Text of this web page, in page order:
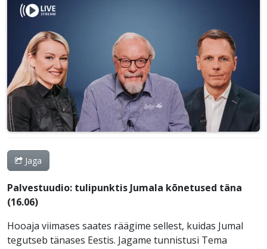
Jaga
Palvestuudio: tulipunktis Jumala kõnetused täna
(16.06)
Hooaja viimases saates räägime sellest, kuidas Jumal
tegutseb tänases Eestis. Jagame tunnistusi Tema